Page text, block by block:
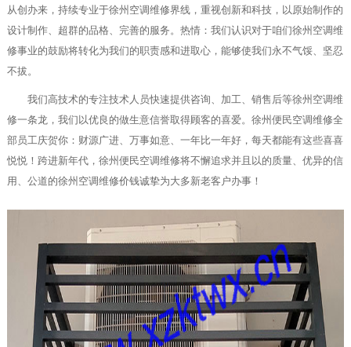
从创办来，持续专业于徐州空调维修界线，重视创新和科技，以原始制作的
设计制作、超群的品格、完善的服务。热情：我们认识对于咱们徐州空调维
修事业的鼓励将转化为我们的职责感和进取心，能够使我们永不气馁、坚忍
不拔。
我们高技术的专注技术人员快速提供咨询、加工、销售后等徐州空调维
修一条龙，我们以优良的做生意信誉取得顾客的喜爱。徐州便民空调维修全
部员工庆贺你：财源广进、万事如意、一年比一年好，每天都能有这些喜喜
悦悦！跨进新年代，徐州便民空调维修将不懈追求并且以的质量、优异的信
用、公道的徐州空调维修价钱诚挚为大多新老客户办事！